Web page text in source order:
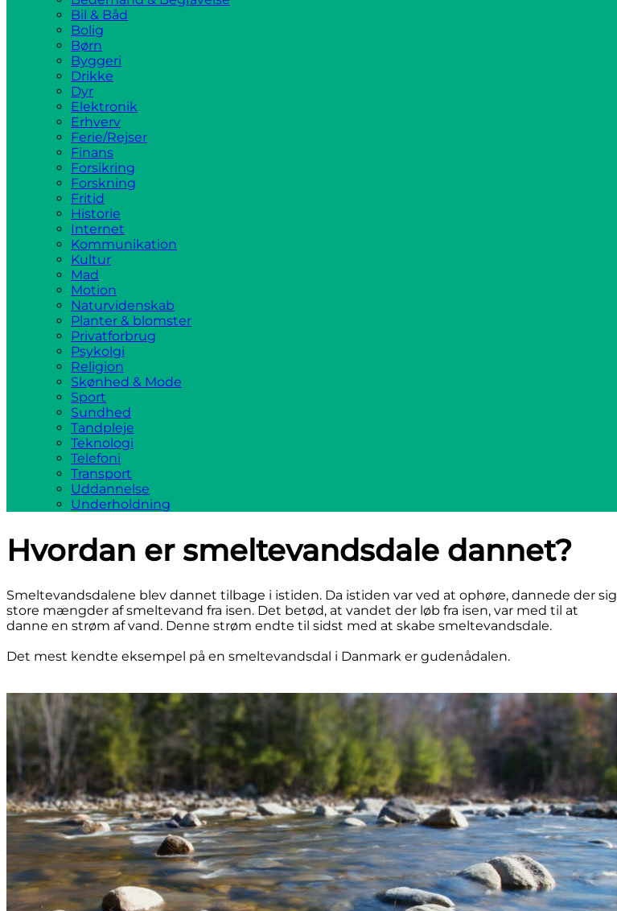
Bil & Båd
Bolig
Børn
Byggeri
Drikke
Dyr
Elektronik
Erhverv
Ferie/Rejser
Finans
Forsikring
Forskning
Fritid
Historie
Internet
Kommunikation
Kultur
Mad
Motion
Naturvidenskab
Planter & blomster
Privatforbrug
Psykolgi
Religion
Skønhed & Mode
Sport
Sundhed
Tandpleje
Teknologi
Telefoni
Transport
Uddannelse
Underholdning
Hvordan er smeltevandsdale dannet?
Smeltevandsdalene blev dannet tilbage i istiden. Da istiden var ved at ophøre, dannede der sig
store mængder af smeltevand fra isen. Det betød, at vandet der løb fra isen, var med til at
danne en strøm af vand. Denne strøm endte til sidst med at skabe smeltevandsdale.
Det mest kendte eksempel på en smeltevandsdal i Danmark er gudenådalen.